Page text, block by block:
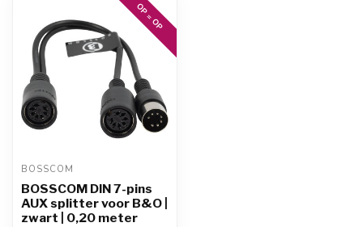
OP = OP
BOSSCOM
BOSSCOM DIN 7-pins
AUX splitter voor B&O |
zwart | 0,20 meter